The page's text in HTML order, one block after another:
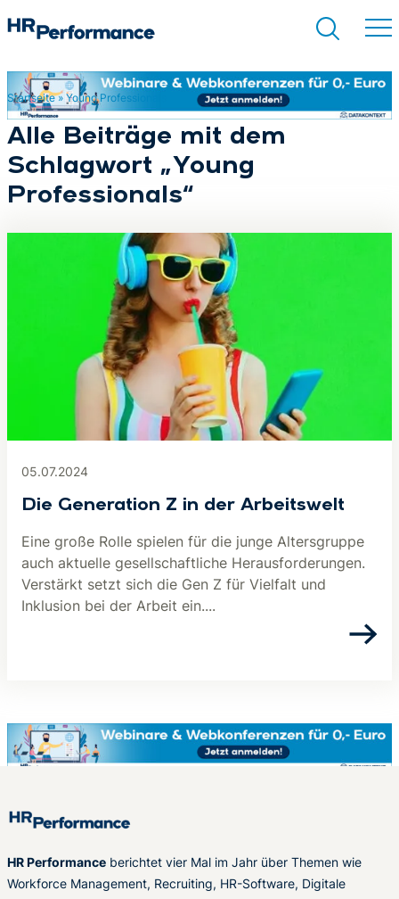
Suchen
Startseite» Young Professionals
Alle Beiträge mit dem
Schlagwort „Young
Professionals“
05.07.2024
Die Generation Z in der Arbeitswelt
Eine große Rolle spielen für die junge Altersgruppe
auch aktuelle gesellschaftliche Herausforderungen.
Verstärkt setzt sich die Gen Z für Vielfalt und
Inklusion bei der Arbeit ein....
HR Performance berichtet vier Mal im Jahr über Themen wie
Workforce Management, Recruiting, HR-Software, Digitale